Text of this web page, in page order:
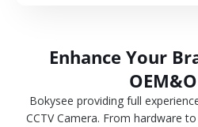
Enhance Your
Bokysee providing full
CCTV Camera. From hardware